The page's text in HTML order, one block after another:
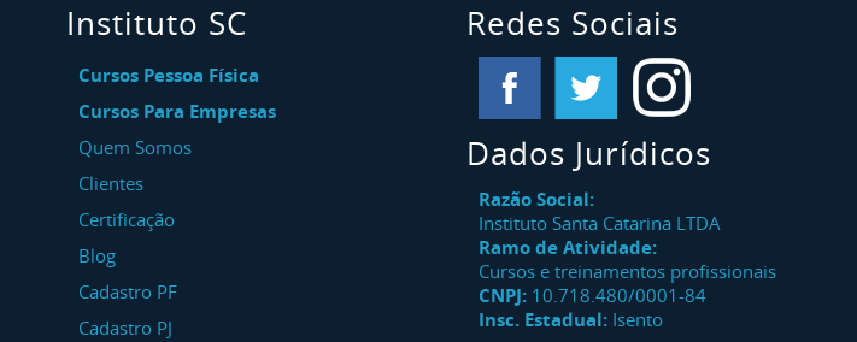
Instituto SC
Cursos Pessoa Física
Cursos Para Empresas
Quem Somos
Clientes
Certificação
Blog
Cadastro PF
Cadastro PJ
Redes Sociais
Dados Jurídicos
Razão Social:
Instituto Santa Catarina LTDA
Ramo de Atividade:
Cursos e treinamentos profissionais
CNPJ: 10.718.480/0001-84
Insc. Estadual: Isento